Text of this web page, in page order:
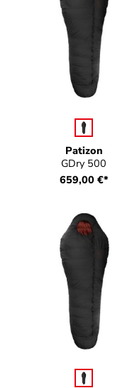
Patizon
GDry 500
Farbe
659,00 €*
Farbe